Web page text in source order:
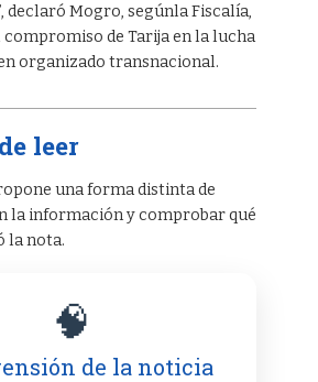
declaró Mogro, segúnla Fiscalía,
de Tarija en la lucha
organizado transnacional.
leer
una forma distinta de
la información y comprobar qué
la nota.
🧠
de la noticia